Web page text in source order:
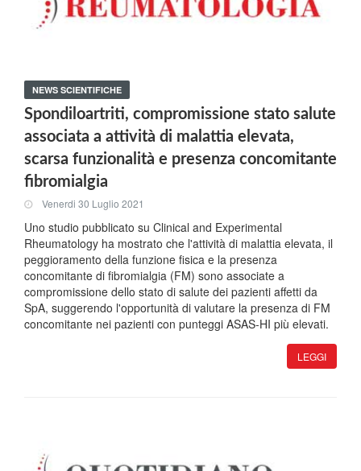
NEWS SCIENTIFICHE
Spondiloartriti, compromissione stato salute
associata a attività di malattia elevata,
scarsa funzionalità e presenza concomitante
fibromialgia
Venerdi 30 Luglio 2021
Uno studio pubblicato su Clinical and Experimental
Rheumatology ha mostrato che l'attività di malattia elevata, il
peggioramento della funzione fisica e la presenza
concomitante di fibromialgia (FM) sono associate a
compromissione dello stato di salute dei pazienti affetti da
SpA, suggerendo l'opportunità di valutare la presenza di FM
concomitante nei pazienti con punteggi ASAS-HI più elevati.
LEGGI